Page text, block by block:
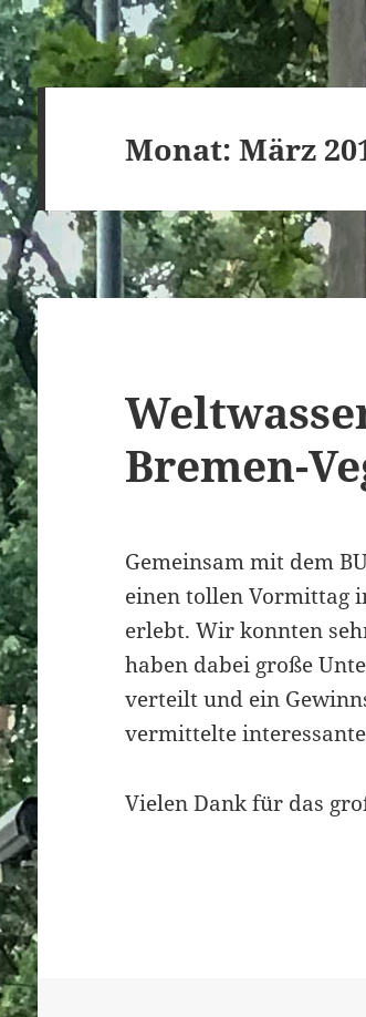
Monat:März
Bremen-
Gemeinsam mit dem
einen tollen Vormittag
erlebt. Wir konnten
haben dabei große
verteilt und ein
vermittelte
Vielen Dank für das